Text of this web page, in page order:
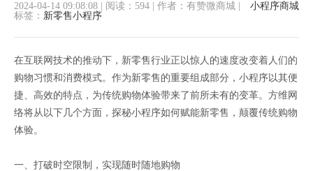
小程序商城
2024-04-14 09:08:08 阅读：594 作者：有赞微商城
标签： 新零售小程序
在互联网技术的推动下，新零售行业正以惊人的速度改变着人们的
购物习惯和消费模式。作为新零售的重要组成部分，小程序以其便
捷、高效的特点，为传统购物体验带来了前所未有的变革。方维网
络将从以下几个方面，探秘小程序如何赋能新零售，颠覆传统购物
体验。
一、打破时空限制，实现随时随地购物